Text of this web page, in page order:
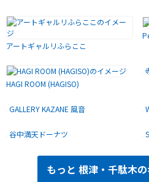
アートギャルリふらここ
HAGI ROOM (HAGISO)
GALLERY KAZANE 風音
谷中満天ドーナツ
もっと 根津・千駄木